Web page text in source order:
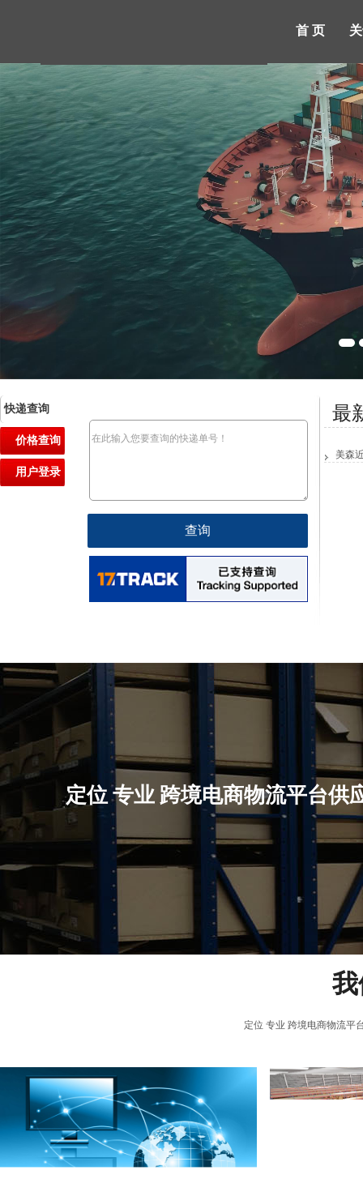
首 页
快递查询
价格查询
用户登录
最
美森
定位 专业 跨境电商物流平台供
定位 专业 跨境电商物流平